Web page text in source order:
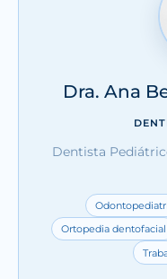
Dra. Ana
Dentista
Ortopedia dentofacial